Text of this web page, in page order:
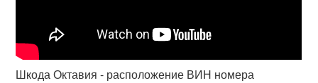
Шкода Октавия - расположение ВИН номера